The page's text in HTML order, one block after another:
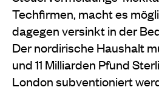
Techfirmen, macht es
dagegen versinkt in der
Der nordirische Haushalt
und 11 Milliarden Pfund
London subventioniert